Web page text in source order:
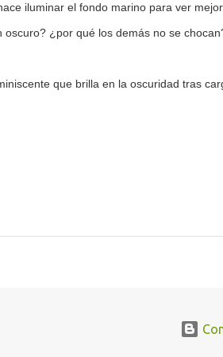
iluminar el fondo marino para ver
¿por qué los demás no se
que brilla en la oscuridad tras